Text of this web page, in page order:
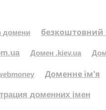
домени безкоштовний
Домен .kiev.ua
Доменне ім'я
доменних імен